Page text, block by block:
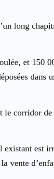
long
et
corridor
vente